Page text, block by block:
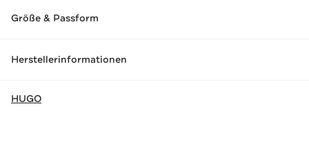
Größe & Passform
Herstellerinformationen
HUGO